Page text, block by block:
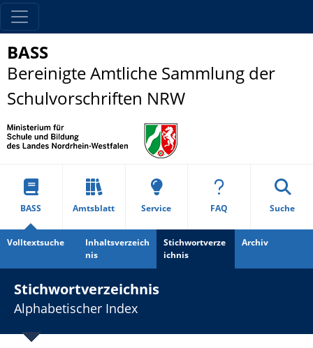
BASS
Bereinigte Amtliche Sammlung der
Schulvorschriften NRW
BASS Amtsblatt Service FAQ Suche
Volltextsuche
Inhaltsverzeich
nis
Stichwortverze
ichnis
Archiv
Stichwortverzeichnis
Alphabetischer Index